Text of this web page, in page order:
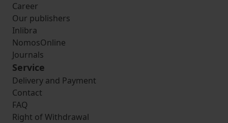
Career
Our publishers
Inlibra
NomosOnline
Journals
Service
Delivery and Payment
Contact
FAQ
Right of Withdrawal